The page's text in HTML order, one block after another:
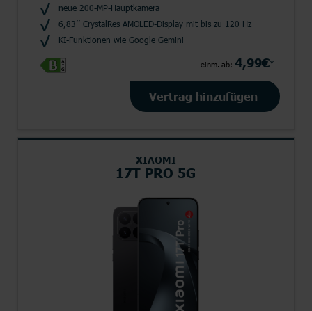
neue 200-MP-Hauptkamera
6,83’’ CrystalRes AMOLED-Display mit bis zu 120 Hz
KI-Funktionen wie Google Gemini
einm. ab: 4,99€*
Vertrag hinzufügen
XIAOMI
17T PRO 5G